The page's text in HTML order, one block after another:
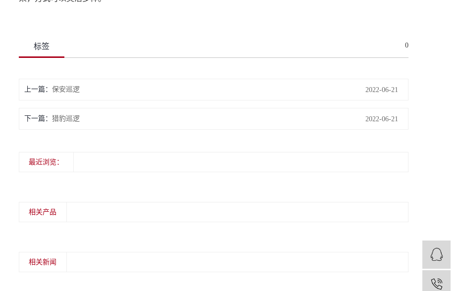
标签 0
上一篇： 保安巡逻 2022-06-21
下一篇： 猎豹巡逻 2022-06-21
最近浏览：
相关产品
相关新闻